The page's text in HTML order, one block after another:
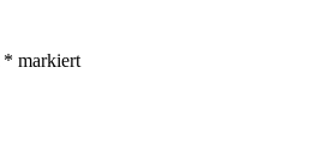
* markiert